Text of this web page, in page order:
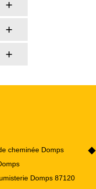
cheminée Domps
Domps 87120